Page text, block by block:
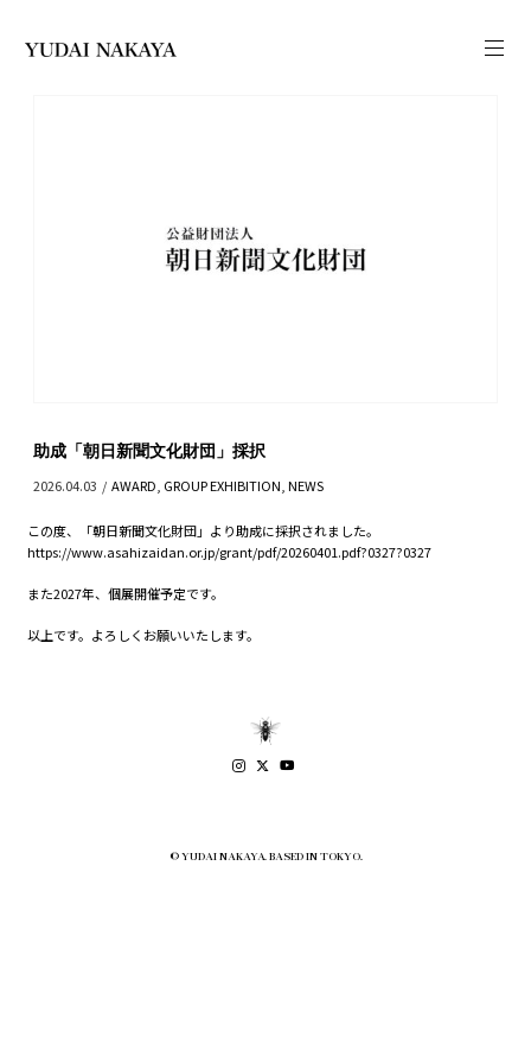
助成「朝日新聞文化財団」採択
2026.04.03 / AWARD GROUP EXHIBITION ,NEWS
この度、「朝日新聞文化財団」より助成に採択されました。
https://www.asahizaidan.or.jp/grant/pdf/20260401.pdf?0327?0327
また2027年、個展開催予定です。
以上です。よろしくお願いいたします。
© YUDAI NAKAYA. BASED IN TOKYO.